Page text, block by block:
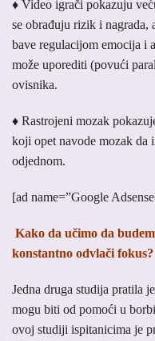
♦ Video igrači pokazuju
se obrađuju rizik i nagrada,
bave regulacijom emocija i
može uporediti (povući
ovisnika.
♦ Rastrojeni mozak
koji opet navode mozak da
odjednom.
[ad name=”Google
Kako da učimo da
konstantno odvlači fokus?
Jedna druga studija pratila
mogu biti od pomoći u
ovoj studiji ispitanicima je